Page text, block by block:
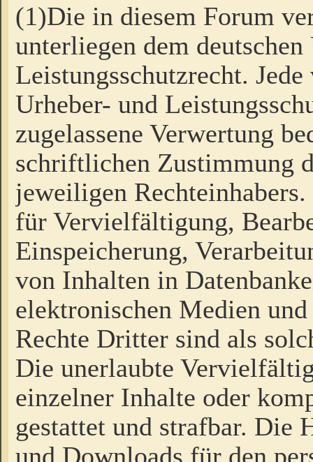
(1)Die in diesem Forum
unterliegen dem
Leistungsschutzrecht.
Urheber- und
zugelassene Verwertung
schriftlichen Zustimmung
jeweiligen
für Vervielfältigung,
Einspeicherung,
von Inhalten in
elektronischen Medien
Rechte Dritter sind als
Die unerlaubte
einzelner Inhalte oder
gestattet und strafbar. Die
und Downloads für den